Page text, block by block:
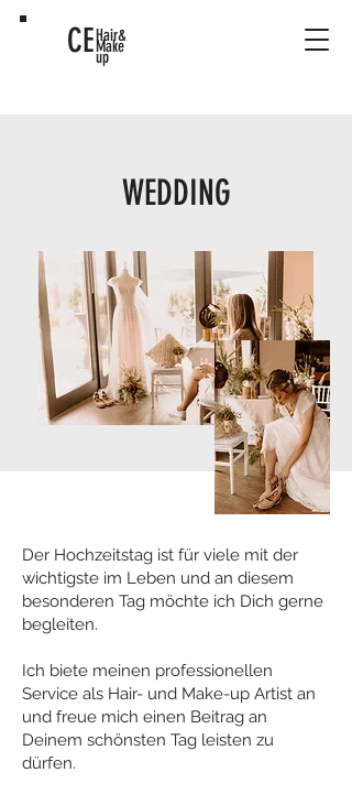
CEHair&
Make
up
WEDDING
Der Hochzeitstag ist für viele mit der
wichtigste im Leben und an diesem
besonderen Tag möchte ich Dich gerne
begleiten.
Ich biete meinen professionellen
Service als Hair- und Make-up Artist an
und freue mich einen Beitrag an
Deinem schönsten Tag leisten zu
dürfen.​